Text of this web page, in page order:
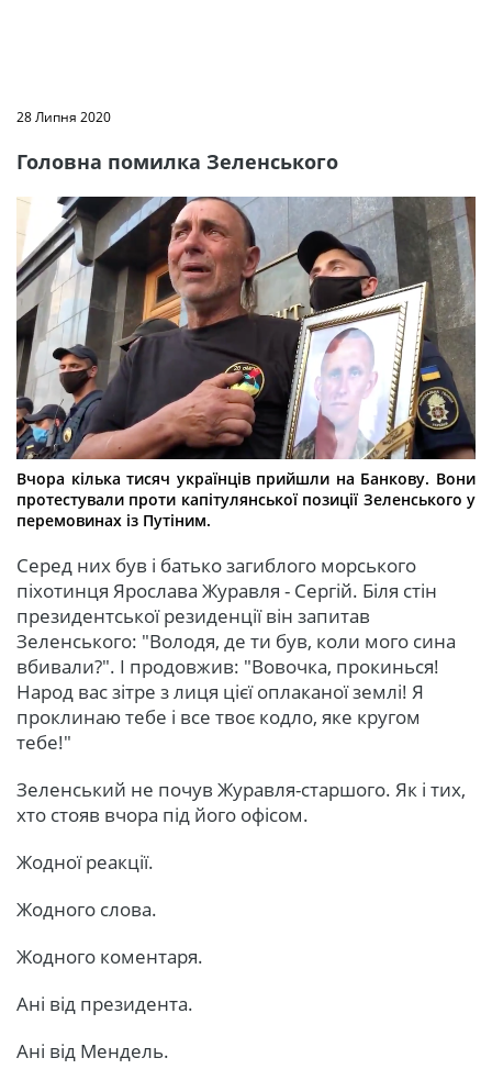
28 Липня 2020
Головна помилка Зеленського
Вчора кілька тисяч українців прийшли на Банкову. Вони
протестували проти капітулянської позиції Зеленського у
перемовинах із Путіним.
Серед них був і батько загиблого морського
піхотинця Ярослава Журавля - Сергій. Біля стін
президентської резиденції він запитав
Зеленського: "Володя, де ти був, коли мого сина
вбивали?". І продовжив: "Вовочка, прокинься!
Народ вас зітре з лиця цієї оплаканої землі! Я
проклинаю тебе і все твоє кодло, яке кругом
тебе!"
Зеленський не почув Журавля-старшого. Як і тих,
хто стояв вчора під його офісом.
Жодної реакції.
Жодного слова.
Жодного коментаря.
Ані від президента.
Ані від Мендель.